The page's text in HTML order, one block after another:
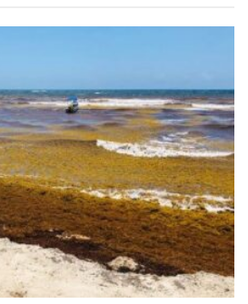
primero muestra que se
en Piedras Negras,
el vídeo que el lugar se encuentra
lanchas de la patrulla fronteriza,
que intentan cruzar de los peligros
si intentan llegar de México a los